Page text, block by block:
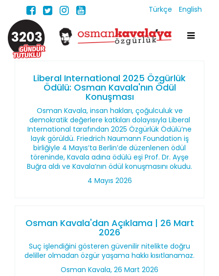
Türkçe English
3203
Liberal International 2025 Özgürlük
Ödülü: Osman Kavala'nın Ödül
Konuşması
Osman Kavala, insan hakları, çoğulculuk ve
demokratik değerlere katkıları dolayısıyla Liberal
International tarafından 2025 Özgürlük Ödülü’ne
layık görüldü. Friedrich Naumann Foundation iş
birliğiyle 4 Mayıs’ta Berlin’de düzenlenen ödül
töreninde, Kavala adına ödülü eşi Prof. Dr. Ayşe
Buğra aldı ve Kavala’nın ödül konuşmasını okudu.
4 Mayıs 2026
Osman Kavala'dan Açıklama | 26 Mart
2026
Suç işlendiğini gösteren güvenilir nitelikte doğru
deliller olmadan özgür yaşama hakkı kısıtlanamaz.
Osman Kavala, 26 Mart 2026